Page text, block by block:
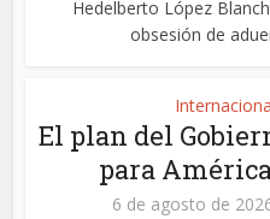
Hedelberto López
obsesión de
El plan del
para
6 de agosto de